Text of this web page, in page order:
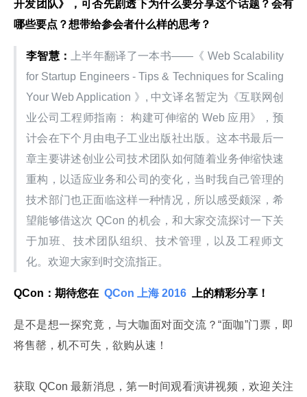
开发团队》，可否先剧透下为什么要分享这个话题？会有
哪些要点？想带给参会者什么样的思考？
李智慧：
上半年翻译了一本书——《 Web Scalability
for Startup Engineers - Tips & Techniques for Scaling
Your Web Application 》, 中文译名暂定为《互联网创
业公司工程师指南： 构建可伸缩的 Web 应用》，预
计会在下个月由电子工业出版社出版。这本书最后一
章主要讲述创业公司技术团队如何随着业务伸缩快速
重构，以适应业务和公司的变化，当时我自己管理的
技术部门也正面临这样一种情况，所以感受颇深，希
望能够借这次 QCon 的机会，和大家交流探讨一下关
于加班、技术团队组织、技术管理，以及工程师文
化。欢迎大家到时交流指正。
QCon：期待您在 QCon 上海 2016 上的精彩分享！
是不是想一探究竟，与大咖面对面交流？“面咖”门票，即
将售罄，机不可失，欲购从速！
获取 QCon 最新消息，第一时间观看演讲视频，欢迎关注